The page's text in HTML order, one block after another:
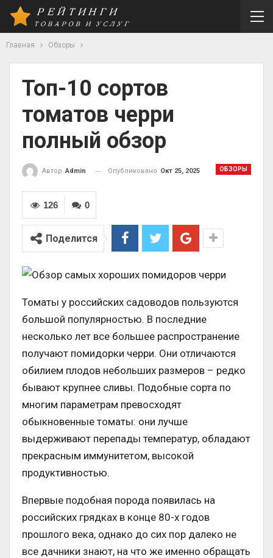
Главная Обзоры
Топ-10 сортов
томатов черри
полный обзор
ОБЗОРЫ
Автор Admin Опубликовано Окт 25, 2025
0
126
Поделится
Томаты у российских садоводов пользуются
большой популярностью. В последние
несколько лет все большее распространение
получают помидорки черри. Они отличаются
обилием плодов небольших размеров – редко
бывают крупнее сливы. Подобные сорта по
многим параметрам превосходят
обыкновенные томаты: они лучше
выдерживают перепады температур, обладают
прекрасным иммунитетом, высокой
продуктивностью.
Впервые подобная порода появилась на
российских грядках в конце 80-х годов
прошлого века, однако до сих пор далеко не
все дачники знают, на что же именно обращать